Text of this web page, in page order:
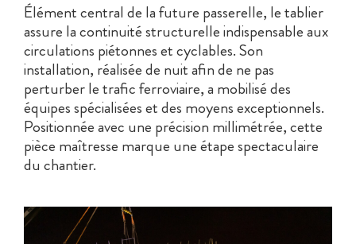
Élément central de la future passerelle, le tablier
assure la continuité structurelle indispensable aux
circulations piétonnes et cyclables. Son
installation, réalisée de nuit afin de ne pas
perturber le trafic ferroviaire, a mobilisé des
équipes spécialisées et des moyens exceptionnels.
Positionnée avec une précision millimétrée, cette
pièce maîtresse marque une étape spectaculaire
du chantier.